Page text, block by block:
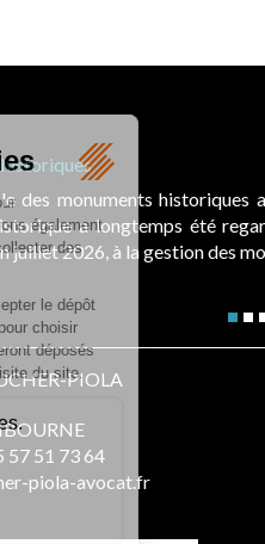
des monuments
a longtemps été
juillet 2026, à la gestion des
PIOLA
57 51 73 64
piola-avocat.fr